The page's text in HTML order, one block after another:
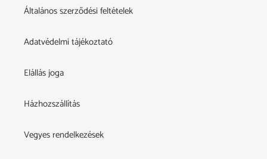
Általános szerződési feltételek
Adatvédelmi tájékoztató
Elállás joga
Házhozszállítás
Vegyes rendelkezések